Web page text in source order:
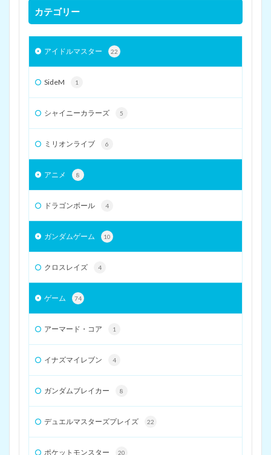
カテゴリー
アイドルマスター 22
SideM 1
シャイニーカラーズ 5
ミリオンライブ 6
アニメ 8
ドラゴンボール 4
ガンダムゲーム 10
クロスレイズ 4
ゲーム 74
アーマード・コア 1
イナズマイレブン 4
ガンダムブレイカー 8
デュエルマスターズプレイズ 22
ポケットモンスター 20